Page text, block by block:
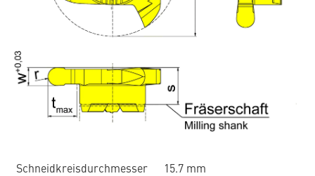
Schneidkreisdurchmesser
15.7 mm